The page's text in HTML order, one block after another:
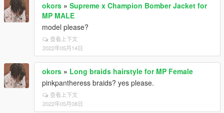
okors » Supreme x Champion Bomber Jacket for
MP MALE
model please?
查看上下文
2022年05月14日
okors » Long braids hairstyle for MP Female
pinkpantheress braids? yes please.
查看上下文
2022年05月08日